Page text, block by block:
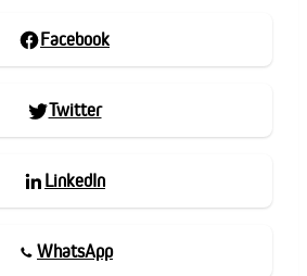
Facebook
Twitter
LinkedIn
WhatsApp